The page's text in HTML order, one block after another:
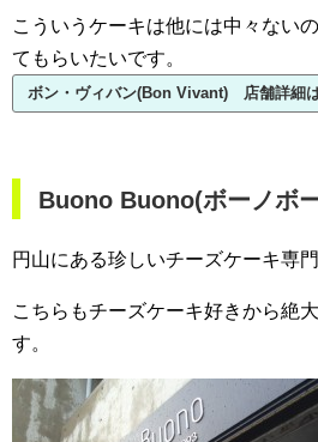
こういうケーキは他には中々ない
てもらいたいです。
ボン・ヴィバン(Bon Vivant) 店舗詳細
Buono Buono(ボーノボ
円山にある珍しいチーズケーキ専門
こちらもチーズケーキ好きから絶
す。